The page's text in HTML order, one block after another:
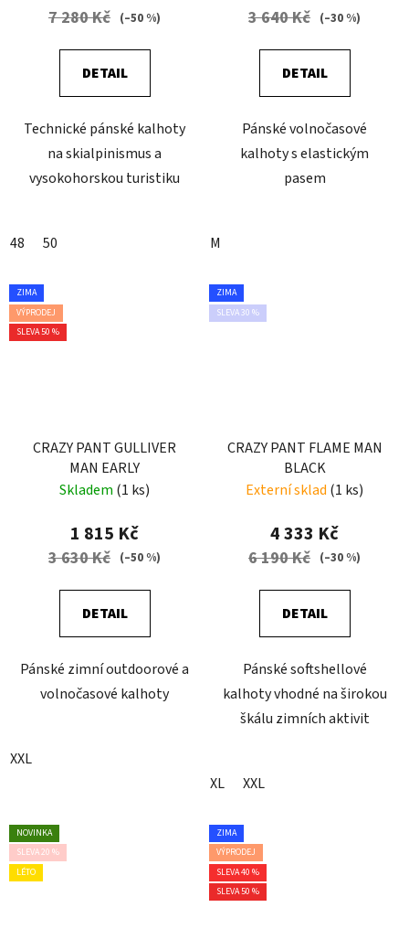
7 280 Kč (–50 %)
DETAIL
Technické pánské kalhoty
na skialpinismus a
vysokohorskou turistiku
48 50
3 640 Kč (–30 %)
DETAIL
Pánské volnočasové
kalhoty s elastickým
pasem
M
ZIMA
VÝPRODEJ
SLEVA 50 %
CRAZY PANT GULLIVER
MAN EARLY
Skladem (1 ks)
1 815 Kč
3 630 Kč (–50 %)
DETAIL
Pánské zimní outdoorové a
volnočasové kalhoty
XXL
ZIMA
SLEVA 30 %
CRAZY PANT FLAME MAN
BLACK
Externí sklad (1 ks)
4 333 Kč
6 190 Kč (–30 %)
DETAIL
Pánské softshellové
kalhoty vhodné na širokou
škálu zimních aktivit
XL XXL
NOVINKA
SLEVA 20 %
LÉTO
ZIMA
VÝPRODEJ
SLEVA 40 %
SLEVA 50 %